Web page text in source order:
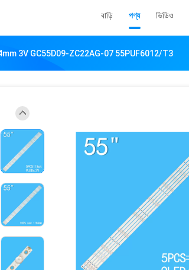
বাড়ি পণ্য ভিডিও
3V GC55D09-ZC22AG-07 55PUF6012/T3